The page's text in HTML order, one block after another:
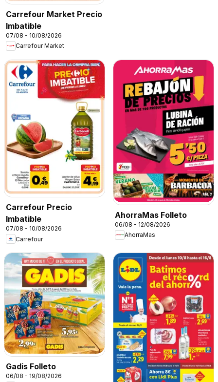
Carrefour Market Precio
Imbatible
07/08 - 10/08/2026
Carrefour Market
Carrefour Precio
Imbatible
07/08 - 10/08/2026
Carrefour
AhorraMas Folleto
06/08 - 12/08/2026
AhorraMas
Gadis Folleto
06/08 - 19/08/2026